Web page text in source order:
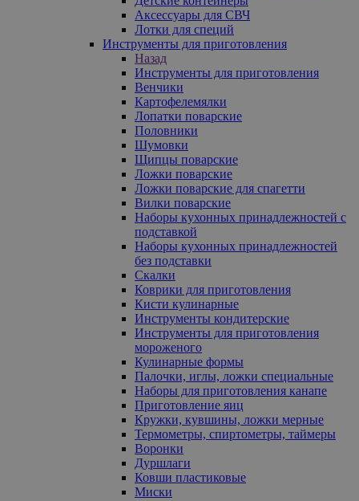
Аксессуары для СВЧ
Лотки для специй
Инструменты для приготовления
Назад
Инструменты для приготовления
Венчики
Картофелемялки
Лопатки поварские
Половники
Шумовки
Щипцы поварские
Ложки поварские
Ложки поварские для спагетти
Вилки поварские
Наборы кухонных принадлежностей с
подставкой
Наборы кухонных принадлежностей
без подставки
Скалки
Коврики для приготовления
Кисти кулинарные
Инструменты кондитерские
Инструменты для приготовления
мороженого
Кулинарные формы
Палочки, иглы, ложки специальные
Наборы для приготовления канапе
Приготовление яиц
Кружки, кувшины, ложки мерные
Термометры, спиртометры, таймеры
Воронки
Дуршлаги
Ковши пластиковые
Миски